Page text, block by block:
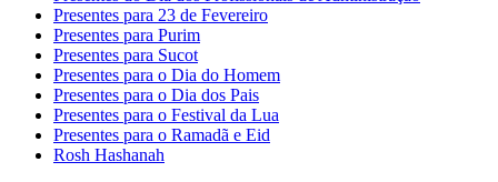
Presentes para 23 de Fevereiro
Presentes para Purim
Presentes para Sucot
Presentes para o Dia do Homem
Presentes para o Dia dos Pais
Presentes para o Festival da Lua
Presentes para o Ramadã e Eid
Rosh Hashanah